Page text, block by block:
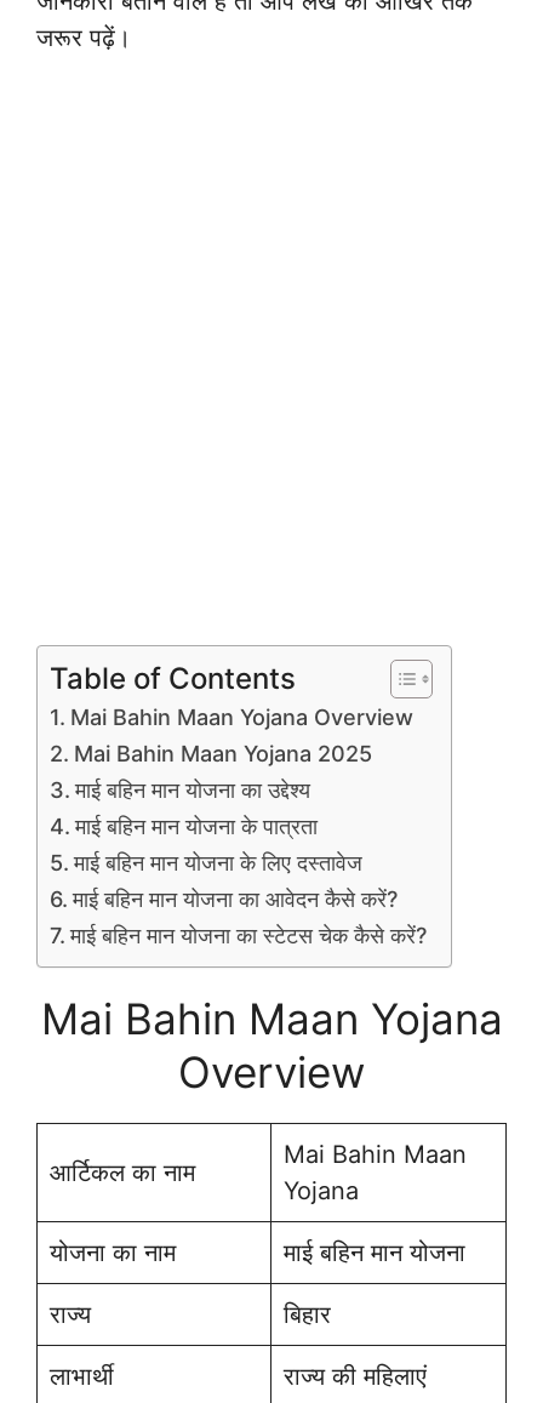
जरूर पढ़ें।
Table of Contents
Mai Bahin Maan Yojana Overview
Mai Bahin Maan Yojana 2025
माई बहिन मान योजना का उद्देश्य
माई बहिन मान योजना के पात्रता
माई बहिन मान योजना के लिए दस्तावेज
माई बहिन मान योजना का आवेदन कैसे करें?
माई बहिन मान योजना का स्टेटस चेक कैसे करें?
Mai Bahin Maan Yojana
Overview
आर्टिकल का नाम
Mai Bahin Maan
Yojana
योजना का नाम माई बहिन मान योजना
राज्य बिहार
लाभार्थी राज्य की महिलाएं